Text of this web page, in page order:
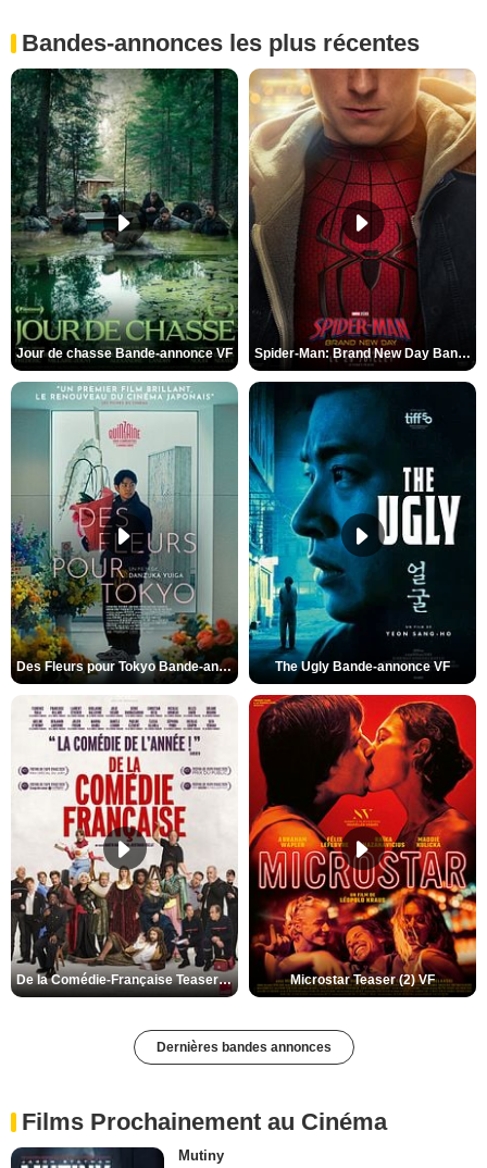
Bandes-annonces les plus récentes
Jour de chasse Bande-annonce VF Spider-Man: Brand New Day Bande-annonce (3) VO STFR
Des Fleurs pour Tokyo Bande-annonce VO STFR The Ugly Bande-annonce VF
De la Comédie-Française Teaser (3) VF Microstar Teaser (2) VF
Dernières bandes annonces
Films Prochainement au Cinéma
Mutiny